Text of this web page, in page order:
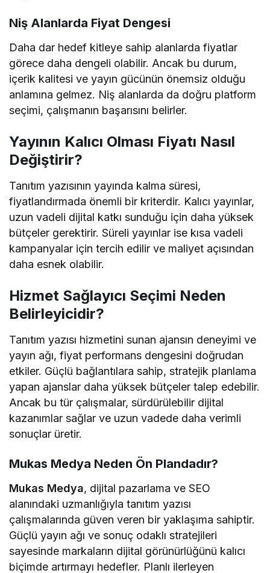
Niş Alanlarda Fiyat Dengesi
Daha dar hedef kitleye sahip alanlarda fiyatlar
görece daha dengeli olabilir. Ancak bu durum,
içerik kalitesi ve yayın gücünün önemsiz olduğu
anlamına gelmez. Niş alanlarda da doğru platform
seçimi, çalışmanın başarısını belirler.
Yayının Kalıcı Olması Fiyatı Nasıl
Değiştirir?
Tanıtım yazısının yayında kalma süresi,
fiyatlandırmada önemli bir kriterdir. Kalıcı yayınlar,
uzun vadeli dijital katkı sunduğu için daha yüksek
bütçeler gerektirir. Süreli yayınlar ise kısa vadeli
kampanyalar için tercih edilir ve maliyet açısından
daha esnek olabilir.
Hizmet Sağlayıcı Seçimi Neden
Belirleyicidir?
Tanıtım yazısı hizmetini sunan ajansın deneyimi ve
yayın ağı, fiyat performans dengesini doğrudan
etkiler. Güçlü bağlantılara sahip, stratejik planlama
yapan ajanslar daha yüksek bütçeler talep edebilir.
Ancak bu tür çalışmalar, sürdürülebilir dijital
kazanımlar sağlar ve uzun vadede daha verimli
sonuçlar üretir.
Mukas Medya Neden Ön Plandadır?
Mukas Medya, dijital pazarlama ve SEO
alanındaki uzmanlığıyla tanıtım yazısı
çalışmalarında güven veren bir yaklaşıma sahiptir.
Güçlü yayın ağı ve sonuç odaklı stratejileri
sayesinde markaların dijital görünürlüğünü kalıcı
biçimde artırmayı hedefler. Planlı ilerleyen